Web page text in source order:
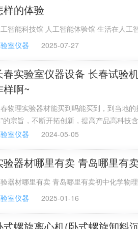
样的体验
智能科技馆 人工智能体验馆 生活在人工
室仪器
2025-07-27
春实验室仪器设备 长春试验
样啊~
物理实验器材能买到吗能买到，到当地
的宗旨，不断开拓创新，提高产品高科技
技术指标达到国际先进水平，产品畅销全
室仪器 2024-05-05
验器材哪里有卖 青岛哪里有
器材哪里有卖 青岛哪里有卖初中化学物
室仪器
2025-01-16